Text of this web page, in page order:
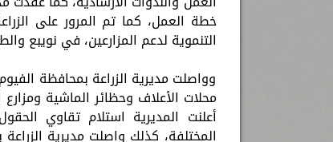
خطة العمل، كما تم المرور على
التنموية لدعم المزارعين، في نويبع
وواصلت مديرية الزراعة بمحافظة
محلات الأعلاف وحظائر الماشية
أعلنت المديرية استلام تقاوي